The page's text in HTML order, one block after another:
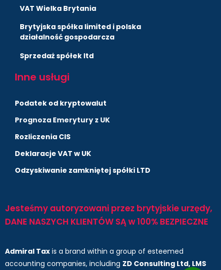
VAT Wielka Brytania
Brytyjska spółka limited i polska
działalność gospodarcza
Sprzedaż spółek ltd
Inne usługi
Podatek od kryptowalut
Prognoza Emerytury z UK
Rozliczenia CIS
Deklaracje VAT w UK
Odzyskiwanie zamkniętej spółki LTD
Jesteśmy autoryzowani przez brytyjskie urzędy,
DANE NASZYCH KLIENTÓW SĄ w 100% BEZPIECZNE
Admiral Tax is a brand within a group of esteemed
accounting companies, including ZD Consulting Ltd, LMS